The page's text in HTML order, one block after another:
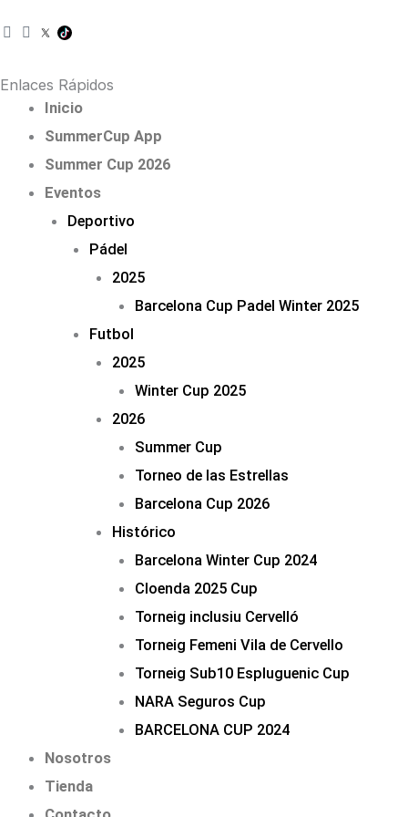
I
t
a
F
e
b
o
k
Enlaces Rápidos
Inicio
SummerCup App
Summer Cup 2026
Eventos
Deportivo
Pádel
2025
Barcelona Cup Padel Winter 2025
Futbol
2025
Winter Cup 2025
2026
Summer Cup
Torneo de las Estrellas
Barcelona Cup 2026
Histórico
Barcelona Winter Cup 2024
Cloenda 2025 Cup
Torneig inclusiu Cervelló
Torneig Femeni Vila de Cervello
Torneig Sub10 Espluguenic Cup
NARA Seguros Cup
BARCELONA CUP 2024
Nosotros
Tienda